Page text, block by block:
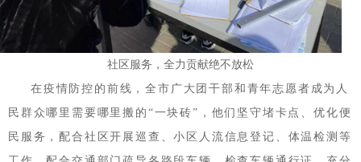
社区服务，全力贡献绝不放松
在疫情防控的前线，全市广大团干部和青年志愿者成为人
民群众哪里需要哪里搬的“一块砖”，他们坚守堵卡点、优化便
民服务，配合社区开展巡查、小区人流信息登记、体温检测等